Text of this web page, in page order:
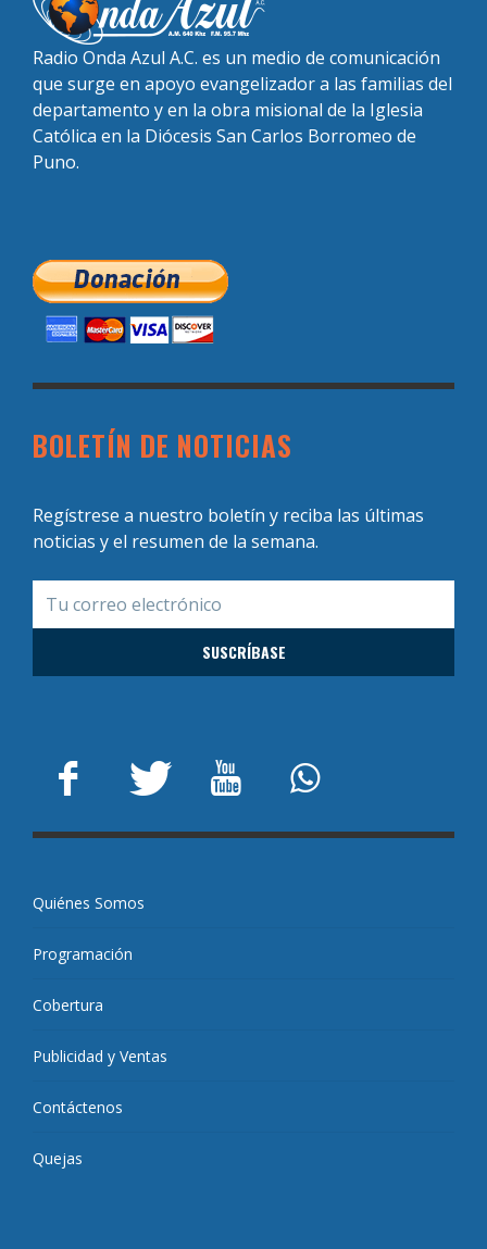
Radio Onda Azul A.C. es un medio de comunicación
que surge en apoyo evangelizador a las familias del
departamento y en la obra misional de la Iglesia
Católica en la Diócesis San Carlos Borromeo de
Puno.
BOLETÍN DE NOTICIAS
Regístrese a nuestro boletín y reciba las últimas
noticias y el resumen de la semana.
Quiénes Somos
Programación
Cobertura
Publicidad y Ventas
Contáctenos
Quejas